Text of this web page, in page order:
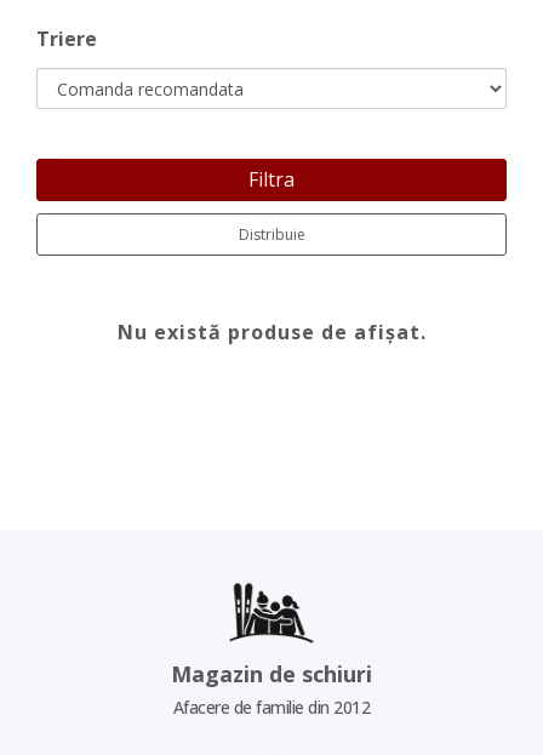
Triere
Filtra
Distribuie
Nu există produse de afișat.
Magazin de schiuri
Afacere de familie din 2012